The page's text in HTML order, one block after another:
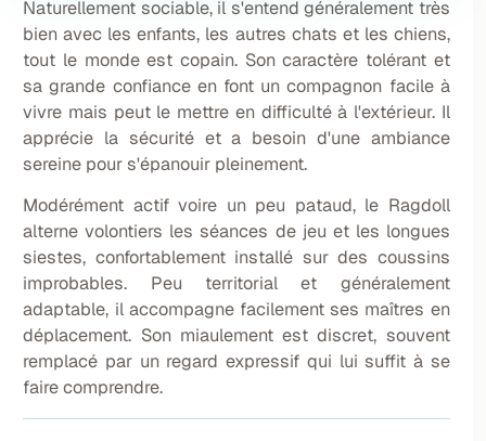
Naturellement sociable, il s'entend généralement très
bien avec les enfants, les autres chats et les chiens,
tout le monde est copain. Son caractère tolérant et
sa grande confiance en font un compagnon facile à
vivre mais peut le mettre en difficulté à l'extérieur. Il
apprécie la sécurité et a besoin d'une ambiance
sereine pour s'épanouir pleinement.
Modérément actif voire un peu pataud, le Ragdoll
alterne volontiers les séances de jeu et les longues
siestes, confortablement installé sur des coussins
improbables. Peu territorial et généralement
adaptable, il accompagne facilement ses maîtres en
déplacement. Son miaulement est discret, souvent
remplacé par un regard expressif qui lui suffit à se
faire comprendre.